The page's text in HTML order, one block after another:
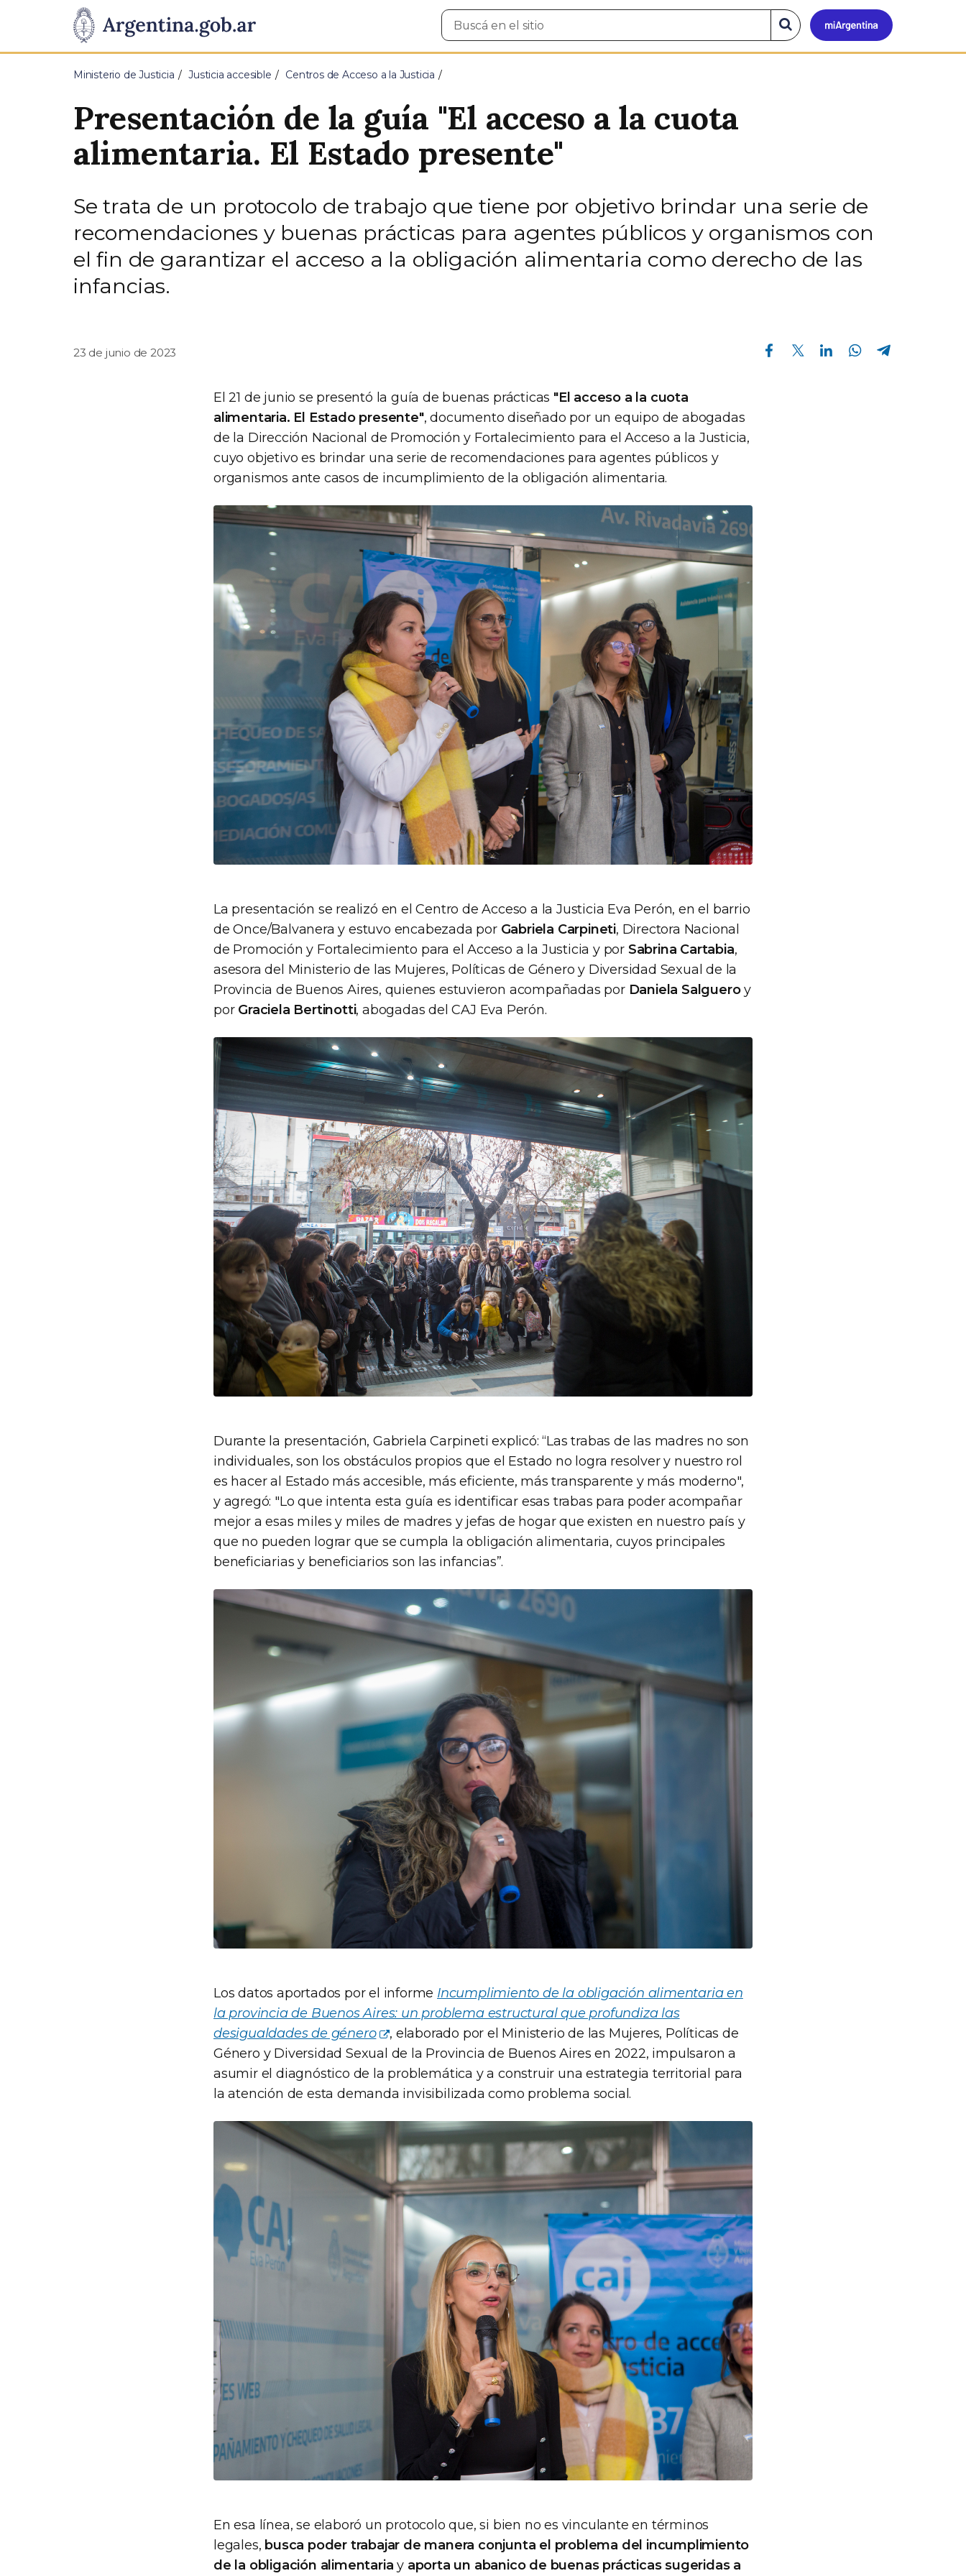
Presidencia
de
Pasar al contenido principal
Mi
Buscar
en
Buscar
en
el
Ministerio de Justicia Justicia accesible Centros de Acceso a la Justicia
Presentación de la guía "El acceso a la cuota
alimentaria. El Estado presente"
Se trata de un protocolo de trabajo que tiene por objetivo brindar una serie de
recomendaciones y buenas prácticas para agentes públicos y organismos con
el fin de garantizar el acceso a la obligación alimentaria como derecho de las
infancias.
23 de junio de 2023
Compartir en Facebook Compartir en Twitter Compartir en Linkedin Compartir en Whatsapp
El 21 de junio se presentó la guía de buenas prácticas "El acceso a la cuota
alimentaria. El Estado presente", documento diseñado por un equipo de abogadas
de la Dirección Nacional de Promoción y Fortalecimiento para el Acceso a la Justicia,
cuyo objetivo es brindar una serie de recomendaciones para agentes públicos y
organismos ante casos de incumplimiento de la obligación alimentaria.
La presentación se realizó en el Centro de Acceso a la Justicia Eva Perón, en el barrio
de Once/Balvanera y estuvo encabezada por Gabriela Carpineti, Directora Nacional
de Promoción y Fortalecimiento para el Acceso a la Justicia y por Sabrina Cartabia,
asesora del Ministerio de las Mujeres, Políticas de Género y Diversidad Sexual de la
Provincia de Buenos Aires, quienes estuvieron acompañadas por Daniela Salgueroy
por Graciela Bertinotti, abogadas del CAJ Eva Perón.
Durante la presentación, Gabriela Carpineti explicó: “Las trabas de las madres no son
individuales, son los obstáculos propios que el Estado no logra resolver y nuestro rol
es hacer al Estado más accesible, más eficiente, más transparente y más moderno",
y agregó: "Lo que intenta esta guía es identificar esas trabas para poder acompañar
mejor a esas miles y miles de madres y jefas de hogar que existen en nuestro país y
que no pueden lograr que se cumpla la obligación alimentaria, cuyos principales
beneficiarias y beneficiarios son las infancias”.
Los datos aportados por el informe Incumplimiento de la obligación alimentaria en
la provincia de Buenos Aires: un problema estructural que profundiza las
desigualdades de género
, elaborado por el Ministerio de las Mujeres, Políticas de
Género y Diversidad Sexual de la Provincia de Buenos Aires en 2022, impulsaron a
asumir el diagnóstico de la problemática y a construir una estrategia territorial para
la atención de esta demanda invisibilizada como problema social.
En esa línea, se elaboró un protocolo que, si bien no es vinculante en términos
legales, busca poder trabajar de manera conjunta el problema del incumplimiento
de la obligación alimentaria y aporta un abanico de buenas prácticas sugeridas a